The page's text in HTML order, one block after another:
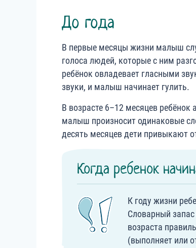
До года
В первые месяцы жизни малыш
голоса людей, которые с ним
ребёнок овладевает гласными
звуки, и малыш начинает гулить.
В возрасте 6–12 месяцев ребёнок
малыш произносит одинаковые
десять месяцев дети привыкают
Когда ребенок
К году жизни
Словарный
возраста
(выполняет или